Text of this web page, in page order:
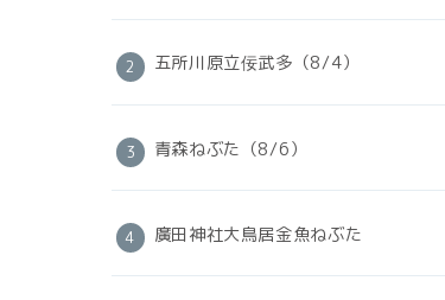
五所川原立佞武多（8/4）
青森ねぶた（8/6）
廣田神社大鳥居金魚ねぶた